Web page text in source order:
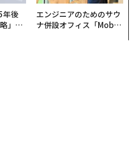
年後
」は
エンジニアのためのサウ
ナ併設オフィス「Mobiu